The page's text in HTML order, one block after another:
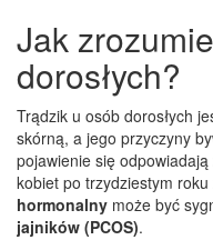
Jak
dorosłych?
Trądzik u osób dorosłych
skórną, a jego przyczyny
pojawienie się odpowiadają
kobiet po trzydziestym
hormonalny może być
jajników (PCOS).